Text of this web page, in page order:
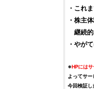
・これ
・ 株主
継続的
・やが
※HPには
よってサー
今回検証